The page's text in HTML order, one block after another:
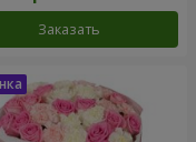
Заказать